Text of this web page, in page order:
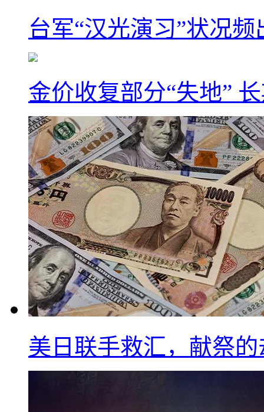
台军“汉光演习”状况
金价收复部分“失地”
美日联手救汇，献祭